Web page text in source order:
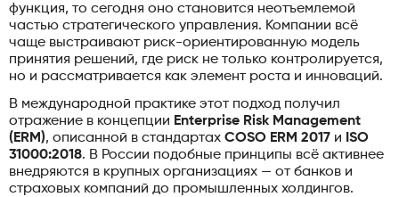
функция, то сегодня оно становится неотъемлемой
частью стратегического управления. Компании всё
чаще выстраивают риск-ориентированную модель
принятия решений, где риск не только контролируется,
но и рассматривается как элемент роста и инноваций.
В международной практике этот подход получил
отражение в концепции Enterprise Risk Management
(ERM), описанной в стандартах COSO ERM 2017 и ISO
31000:2018. В России подобные принципы всё активнее
внедряются в крупных организациях — от банков и
страховых компаний до промышленных холдингов.